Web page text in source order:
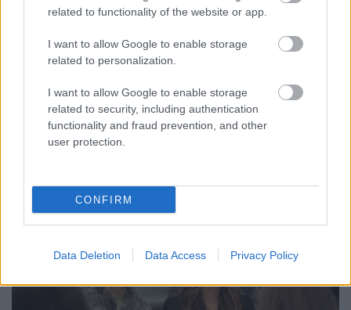
related to functionality of the website or app.
I want to allow Google to enable storage
related to personalization.
I want to allow Google to enable storage
related to security, including authentication
functionality and fraud prevention, and other
user protection.
CONFIRM
Data Deletion Data Access Privacy Policy
danialves•2015. december 10.
Vigyázat! A poszt nyomokban rosszindulatot,
irigységet és modorosságokat tartalmaz! Létező
személyekkel, oldalakkal (különösen a miénkkel) és a
valósággal való bármilyen hasonlatosság kizárólag
a véletlen műve! (Kivéve, ha nagyon találó vagyok,
mert akkor nem). Ha valaki egy…